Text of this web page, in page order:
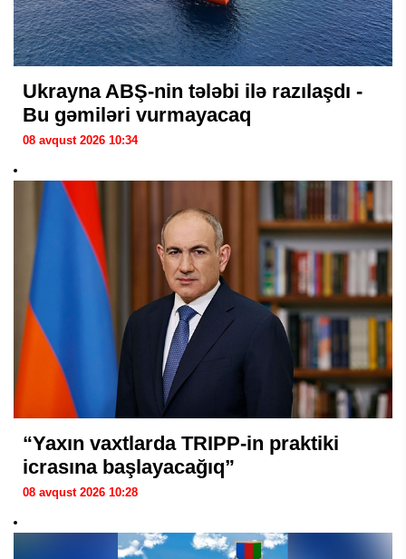
Ukrayna ABŞ-nin tələbi ilə razılaşdı -
Bu gəmiləri vurmayacaq
08 avqust 2026 10:34
“Yaxın vaxtlarda TRIPP-in praktiki
icrasına başlayacağıq”
08 avqust 2026 10:28